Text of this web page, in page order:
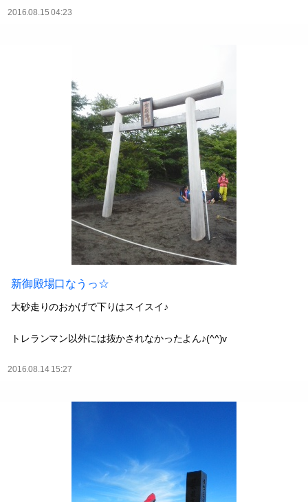
2016.08.15 04:23
新御殿場口なうっ☆
大砂走りのおかげで下りはスイスイ♪
トレランマン以外には抜かされなかったよん♪(^^)v
2016.08.14 15:27